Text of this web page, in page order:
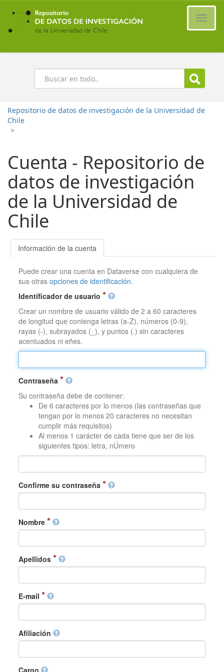
Ir
contenido
principal
Buscar
Repositorio de datos de investigación de la Universidad de
Chile
>
Cuenta - Repositorio de
datos de investigación
de la Universidad de
Chile
Información de la cuenta
Puede crear una cuenta en Dataverse con cualquiera de
sus otrasopciones de identificación.
Identificador de usuario
Crear un nombre de usuario válido de 2 a 60 caracteres
de longitud que contenga letras (a-Z), números (0-9),
rayas (-), subrayados (_), y puntos (.) sin caracteres
acentuados ni eñes.
Contraseña
Su contraseña debe de contener:
De 6 caracteres por lo menos (las contraseñas que
tengan por lo menos 20 caracteres no necesitan
cumplir más requisitos)
Al menos 1 carácter de cada tiene que ser de los
siguientes tipos: letra, nÚmero
Confirme su contraseña
Nombre
Apellidos
E-mail
Afiliación
Cargo